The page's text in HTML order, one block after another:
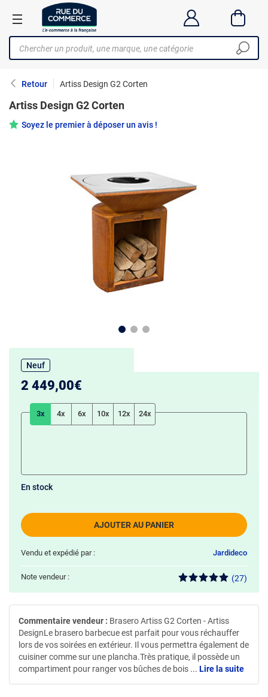
Retour Artiss Design G2 Corten
Artiss Design G2 Corten
Soyez le premier à déposer un avis !
Neuf
2 449,00€
3x 4x 6x 10x 12x 24x
AJOUTER AU PANIER
En stock
Vendu et expédié par : Jardideco
Note vendeur : (27)
Commentaire vendeur : Brasero Artiss G2 Corten - Artiss
DesignLe brasero barbecue est parfait pour vous réchauffer
lors de vos soirées en extérieur. Il vous permettra également de
cuisiner comme sur une plancha.Très pratique, il possède un
compartiment pour ranger vos bûches de bois ... Lire la suite